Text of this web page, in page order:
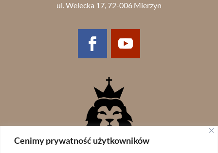
Cenimy prywatność użytkowników
ul. Welecka 17, 72-006 Mierzyn